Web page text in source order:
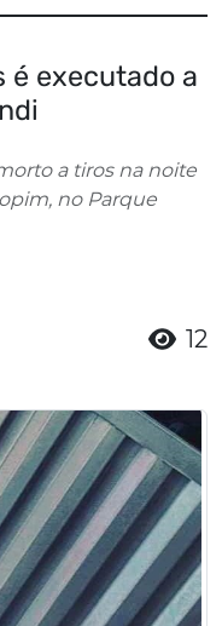
é executado a
a tiros na noite
no Parque
12